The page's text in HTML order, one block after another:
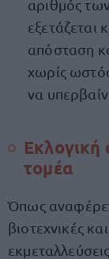
αριθμός
εξετάζεται
απόσταση
χωρίς
να
Εκλογική
τομέα
Όπως
βιοτεχνικές